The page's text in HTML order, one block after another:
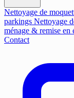
Nettoyage de
parkings Nettoyage
ménage & remise en
Contact